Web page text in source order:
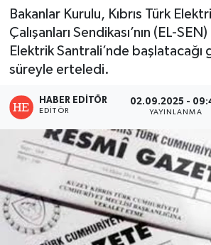
Bakanlar Kurulu, Kıbrıs Türk
Çalışanları Sendikası’nın (EL-
Elektrik Santrali’nde başlatacağı
süreyle erteledi.
HABER EDITÖR
EDITÖR
02.09.2025 -
YAYINLANMA
Haber Arşivi